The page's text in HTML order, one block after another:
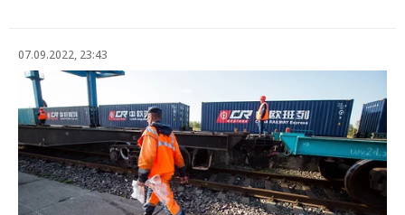
07.09.2022, 23:43